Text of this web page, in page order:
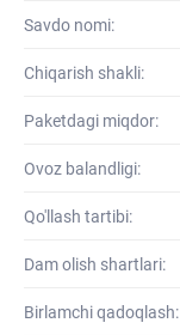
Savdo nomi:
Chiqarish shakli:
Paketdagi miqdor:
Ovoz balandligi:
Qo'llash tartibi:
Dam olish shartlari:
Birlamchi qadoqlash: